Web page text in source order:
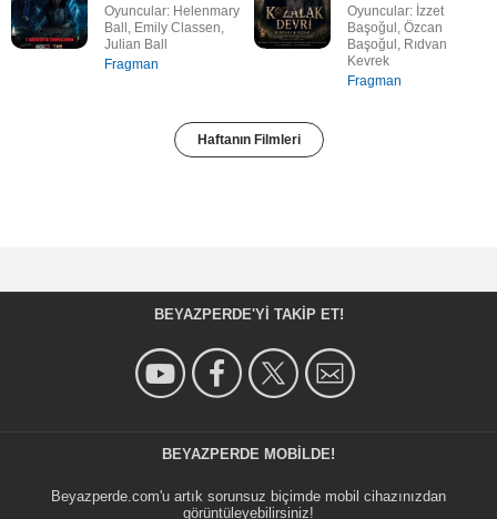
Oyuncular: Helenmary
Ball, Emily Classen,
Julian Ball
Fragman
Oyuncular: İzzet
Başoğul, Özcan
Başoğul, Rıdvan
Kevrek
Fragman
Haftanın Filmleri
BEYAZPERDE'YI TAKIP ET!
BEYAZPERDE MOBILDE!
Beyazperde.com'u artık sorunsuz biçimde mobil cihazınızdan
görüntüleyebilirsiniz!